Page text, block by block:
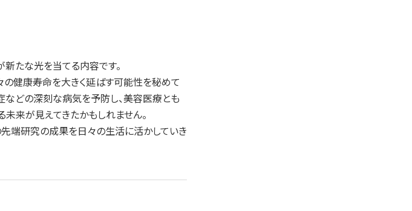
たな光を当てる内容です。
健康寿命を大きく延ばす可能性を秘めて
などの深刻な病気を予防し、美容医療とも
来が見えてきたかもしれません。
端研究の成果を日々の生活に活かしていき